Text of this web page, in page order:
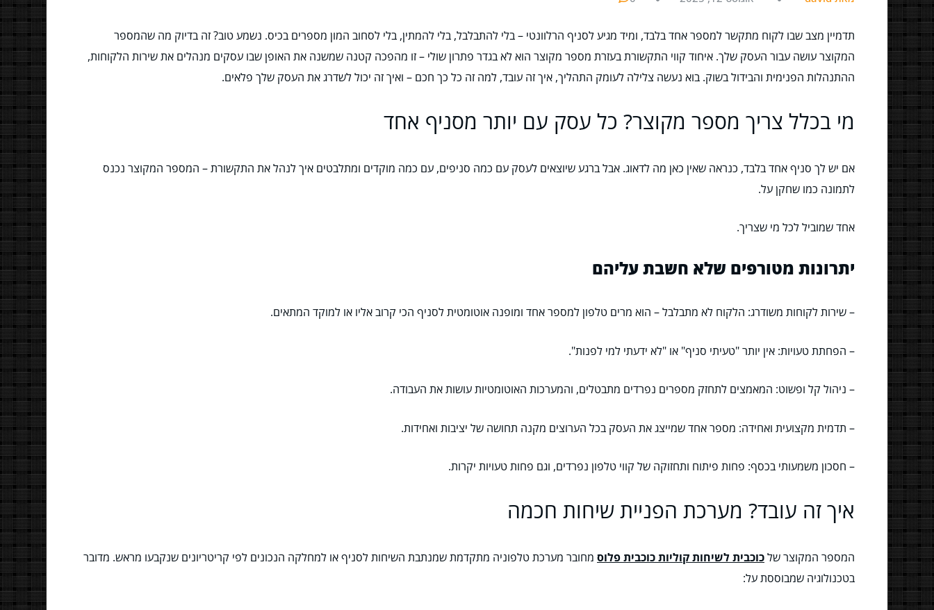
תדמיין מצב שבו לקוח מתקשר למספר אחד בלבד, ומיד מגיע לסניף הרלוונטי – בלי להתבלבל, בלי להמתין, בלי לסחוב המון מספרים בכיס. נשמע טוב? זה בדיוק מה שהמספר
המקוצר עושה עבור העסק שלך. איחוד קווי התקשורת בעזרת מספר מקוצר הוא לא בגדר פתרון שולי – זו מהפכה קטנה שמשנה את האופן שבו עסקים מנהלים את שירות הלקוחות,
ההתנהלות הפנימית והבידול בשוק. בוא נעשה צלילה לעומק התהליך, איך זה עובד, למה זה כל כך חכם – ואיך זה יכול לשדרג את העסק שלך פלאים.
מי בכלל צריך מספר מקוצר? כל עסק עם יותר מסניף אחד
אם יש לך סניף אחד בלבד, כנראה שאין כאן מה לדאוג. אבל ברגע שיוצאים לעסק עם כמה סניפים, עם כמה מוקדים ומתלבטים איך לנהל את התקשורת – המספר המקוצר נכנס
לתמונה כמו שחקן על.
אחד שמוביל לכל מי שצריך.
יתרונות מטורפים שלא חשבת עליהם
– שירות לקוחות משודרג: הלקוח לא מתבלבל – הוא מרים טלפון למספר אחד ומופנה אוטומטית לסניף הכי קרוב אליו או למוקד המתאים.
– הפחתת טעויות: אין יותר "טעיתי סניף" או "לא ידעתי למי לפנות".
– ניהול קל ופשוט: המאמצים לתחזק מספרים נפרדים מתבטלים, והמערכות האוטומטיות עושות את העבודה.
– תדמית מקצועית ואחידה: מספר אחד שמייצג את העסק בכל הערוצים מקנה תחושה של יציבות ואחידות.
– חסכון משמעותי בכסף: פחות פיתוח ותחזוקה של קווי טלפון נפרדים, וגם פחות טעויות יקרות.
איך זה עובד? מערכת הפניית שיחות חכמה
המספר המקוצר שלכוכבית לשיחות קוליות כוכבית פלוס מחובר מערכת טלפוניה מתקדמת שמנתבת השיחות לסניף או למחלקה הנכונים לפי קריטריונים שנקבעו מראש. מדובר
בטכנולוגיה שמבוססת על: